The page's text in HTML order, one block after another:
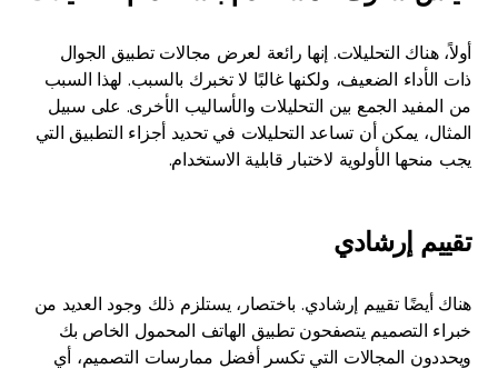
أولاً، هناك التحليلات. إنها رائعة لعرض مجالات تطبيق الجوال
ذات الأداء الضعيف، ولكنها غالبًا لا تخبرك بالسبب. لهذا السبب
من المفيد الجمع بين التحليلات والأساليب الأخرى. على سبيل
المثال، يمكن أن تساعد التحليلات في تحديد أجزاء التطبيق التي
يجب منحها الأولوية لاختبار قابلية الاستخدام.
تقييم إرشادي
هناك أيضًا تقييم إرشادي. باختصار، يستلزم ذلك وجود العديد من
خبراء التصميم يتصفحون تطبيق الهاتف المحمول الخاص بك
ويحددون المجالات التي تكسر أفضل ممارسات التصميم، أي